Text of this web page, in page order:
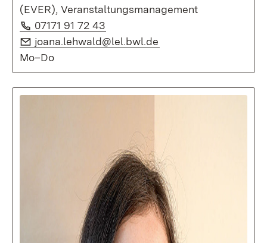
(EVER), Veranstaltungsmanagement
Telefon:
07171 91 72 43
E-Mail:
joana.lehwald@lel.bwl.de
Mo–Do